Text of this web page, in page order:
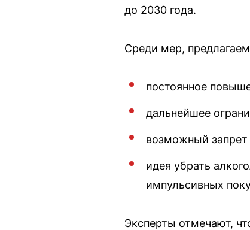
до 2030 года.
Среди мер,
постоянное
дальнейшее
возможный запрет
идея убрать
импульсивных
Эксперты отмечают,